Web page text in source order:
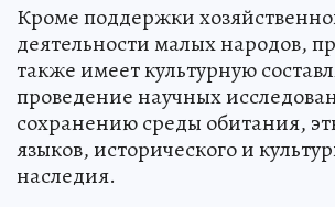
Кроме поддержки
деятельности малых народов,
также имеет культурную
проведение научных
сохранению среды обитания,
языков, исторического и
наследия.